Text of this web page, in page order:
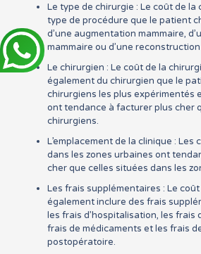
Le type de chirurgie : Le coût de la
type de procédure que le patient
d’une augmentation mammaire,
mammaire ou d’une
Le chirurgien : Le coût de la
également du chirurgien que le
chirurgiens les plus expérimentés
ont tendance à facturer plus cher
chirurgiens.
L’emplacement de la clinique : Les
dans les zones urbaines ont
cher que celles situées dans les
Les frais supplémentaires : Le
également inclure des frais
les frais d’hospitalisation, les frais
frais de médicaments et les frais
postopératoire.